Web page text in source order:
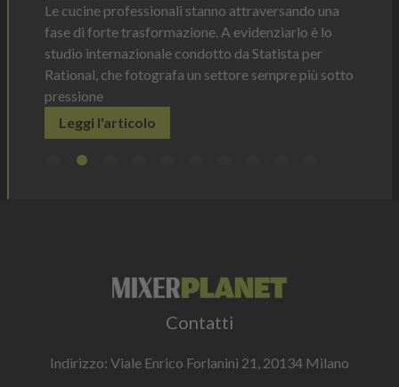
Le cucine professionali stanno attraversando una
fase di forte trasformazione. A evidenziarlo è lo
studio internazionale condotto da Statista per
Rational, che fotografa un settore sempre più sotto
pressione
Leggi l'articolo
Contatti
Indirizzo: Viale Enrico Forlanini 21, 20134 Milano